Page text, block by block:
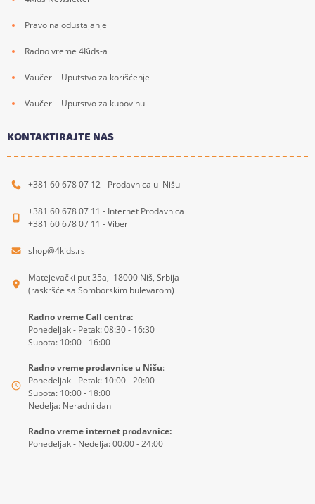
Pravo na odustajanje
Radno vreme 4Kids-a
Vaučeri - Uputstvo za korišćenje
Vaučeri - Uputstvo za kupovinu
KONTAKTIRAJTE NAS
+381 60 678 07 12 - Prodavnica u Nišu
+381 60 678 07 11 - Internet Prodavnica
+381 60 678 07 11 - Viber
shop@4kids.rs
Matejevački put 35a, 18000 Niš, Srbija
(raskršće sa Somborskim bulevarom)
Radno vreme Call centra:
Ponedeljak - Petak: 08:30 - 16:30
Subota: 10:00 - 16:00
Radno vreme prodavnice u Nišu:
Ponedeljak - Petak: 10:00 - 20:00
Subota: 10:00 - 18:00
Nedelja: Neradni dan
Radno vreme internet prodavnice:
Ponedeljak - Nedelja: 00:00 - 24:00